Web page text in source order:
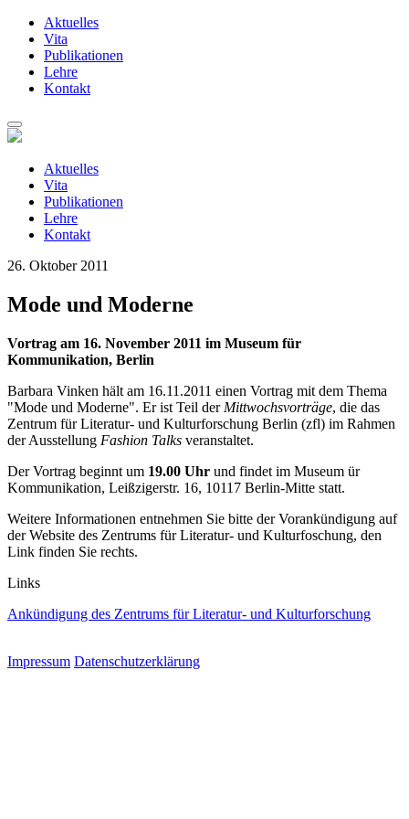
Aktuelles
Vita
Publikationen
Lehre
Kontakt
Zum
springenAktuelles
Vita
Publikationen
Lehre
Kontakt
26. Oktober 2011
Mode und Moderne
Vortrag am 16. November 2011 im Museum für
Kommunikation, Berlin
Barbara Vinken hält am 16.11.2011 einen Vortrag mit dem Thema
"Mode und Moderne". Er ist Teil der Mittwochsvorträge, die das
Zentrum für Literatur- und Kulturforschung Berlin (zfl) im Rahmen
der Ausstellung Fashion Talks veranstaltet.
Der Vortrag beginnt um 19.00 Uhr und findet im Museum ür
Kommunikation, Leißzigerstr. 16, 10117 Berlin-Mitte statt.
Weitere Informationen entnehmen Sie bitte der Vorankündigung auf
der Website des Zentrums für Literatur- und Kulturfoschung, den
Link finden Sie rechts.
Links
Ankündigung des Zentrums für Literatur- und Kulturforschung
Impressum Datenschutzerklärung